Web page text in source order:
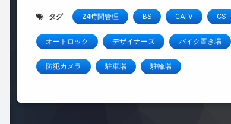
タグ 24時間管理 BS CATV CS
オートロック デザイナーズ バイク置き場
防犯カメラ 駐車場 駐輪場